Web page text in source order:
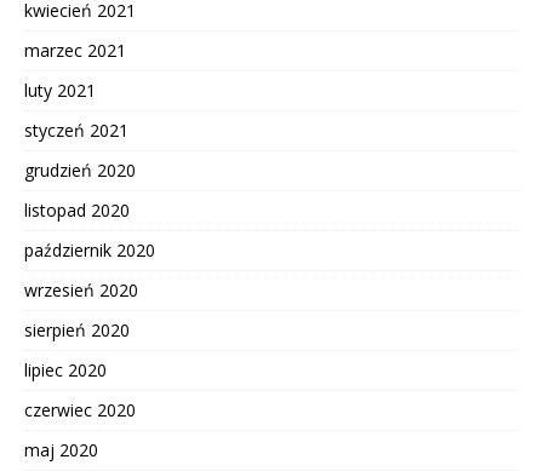
kwiecień 2021
marzec 2021
luty 2021
styczeń 2021
grudzień 2020
listopad 2020
październik 2020
wrzesień 2020
sierpień 2020
lipiec 2020
czerwiec 2020
maj 2020